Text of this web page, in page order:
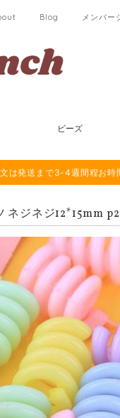
Blog メンバー
ビーズ
は発送まで3-4週間程お時
ジネジ12*15mm